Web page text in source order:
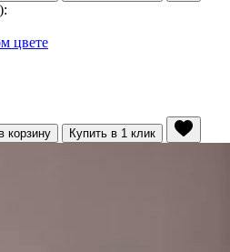
цвете
корзину Купить в 1 клик